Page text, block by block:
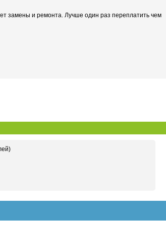
замены и ремонта. Лучше один раз переплатить чем